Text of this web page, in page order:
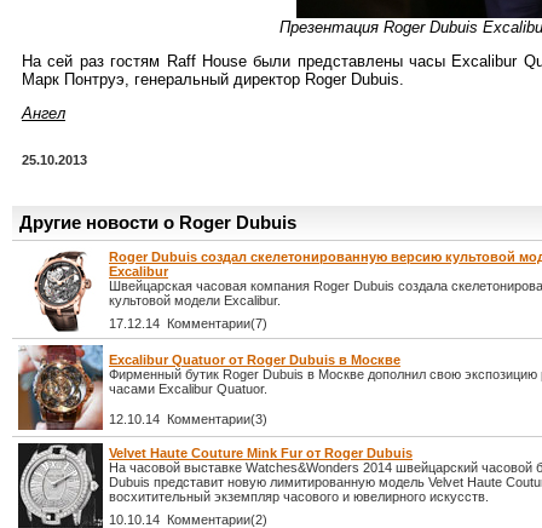
Презентация Roger Dubuis
На сей раз гостям Raff House были представлены часы Excalibur
Марк Понтруэ, генеральный директор Roger Dubuis.
Ангел
25.10.2013
Другие новости о Roger Dubuis
Roger Dubuis создал скелетонированную версию культовой
Excalibur
Швейцарская часовая компания Roger Dubuis создала
культовой модели Excalibur.
17.12.14 Комментарии(7)
Excalibur Quatuor от Roger Dubuis в Москве
Фирменный бутик Roger Dubuis в Москве дополнил свою экспозицию
часами Excalibur Quatuor.
12.10.14 Комментарии(3)
Velvet Haute Couture Mink Fur от Roger Dubuis
На часовой выставке Watches&Wonders 2014 швейцарский часовой
Dubuis представит новую лимитированную модель Velvet Haute
восхитительный экземпляр часового и ювелирного искусств.
10.10.14 Комментарии(2)